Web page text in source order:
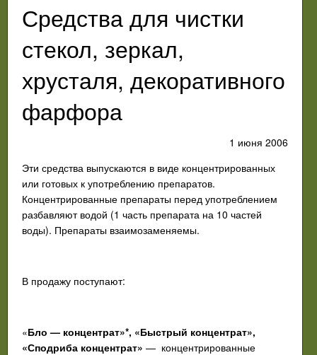
Средства для чистки
стекол, зеркал,
хрусталя, декоративного
фарфора
1 июня 2006
Эти средства выпускаются в виде концентрированных
или готовых к употреблению препаратов.
Концентрированные препараты перед употреблением
разбавляют водой (1 часть препарата на 10 частей
воды). Препараты взаимозаменяемы.
В продажу поступают:
«Бло — концентрат»*, «Быстрый концентрат»,
«Сподриба концентрат» — концентрированные